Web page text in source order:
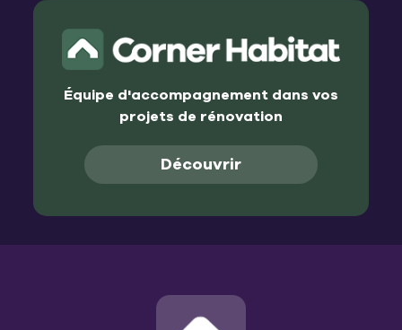
Équipe d'accompagnement dans vos
projets de rénovation
Découvrir